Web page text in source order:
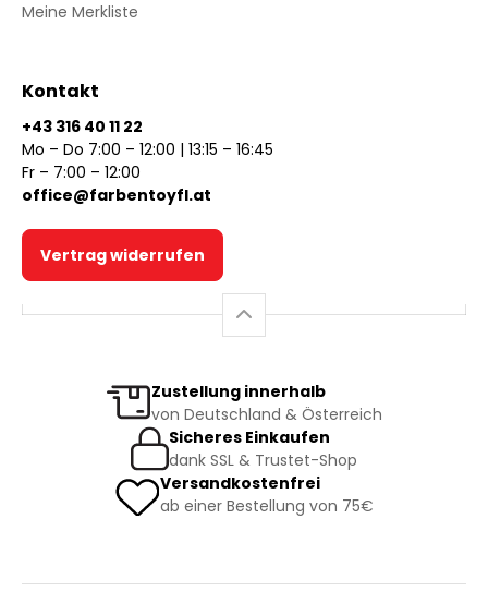
Meine Merkliste
Kontakt
+43 316 40 11 22
Mo – Do 7:00 – 12:00 | 13:15 – 16:45
Fr – 7:00 – 12:00
office@farbentoyfl.at
Vertrag widerrufen
Zustellung innerhalb
von Deutschland & Österreich
Sicheres Einkaufen
dank SSL & Trustet-Shop
Versandkostenfrei
ab einer Bestellung von 75€